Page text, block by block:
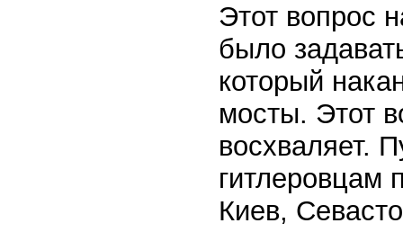
Этот вопрос
было
который
мосты. Этот
восхваляет.
гитлеровцам
Киев,